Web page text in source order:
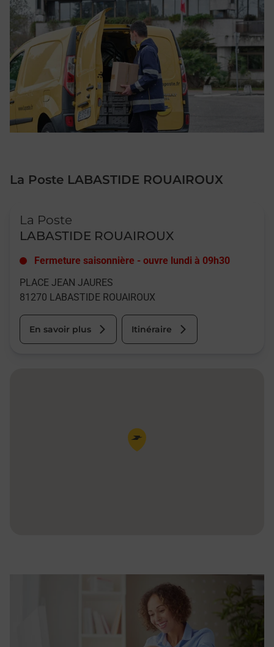
La Poste LABASTIDE ROUAIROUX
La Poste
LABASTIDE ROUAIROUX
Fermeture saisonnière - ouvre lundi à 09h30
PLACE JEAN JAURES
81270 LABASTIDE ROUAIROUX
En savoir plus Itinéraire
Pin de la carte